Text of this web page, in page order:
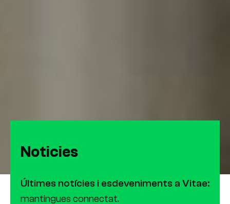
Noticies
Últimes notícies i esdeveniments a Vitae:
mantingues connectat.